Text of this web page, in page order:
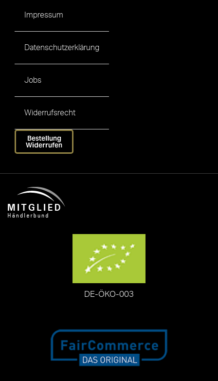
Impressum
Datenschutzerklärung
Jobs
Widerrufsrecht
Bestellung
Widerrufen
DE-ÖKO-003